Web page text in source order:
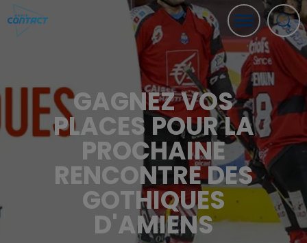
GAGNEZ VOS
PLACES POUR LA
PROCHAINE
RENCONTRE DES
GOTHIQUES
D'AMIENS